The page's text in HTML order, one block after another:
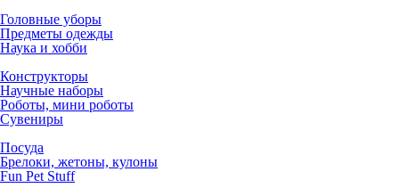
Головные уборы
Предметы одежды
Наука и хобби
Конструкторы
Научные наборы
Роботы, мини роботы
Сувениры
Посуда
Брелоки, жетоны, кулоны
Fun Pet Stuff